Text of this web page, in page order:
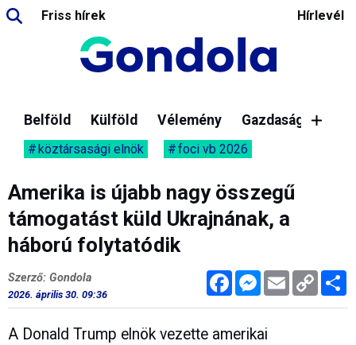
Friss hírek Hírlevél
Belföld Külföld Vélemény Gazdaság
köztársasági elnök foci vb 2026
Amerika is újabb nagy összegű
támogatást küld Ukrajnának, a
háború folytatódik
FacebookMessenger
Email Copy
Link
Szerző: Gondola
2026. április 30. 09:36
A Donald Trump elnök vezette amerikai